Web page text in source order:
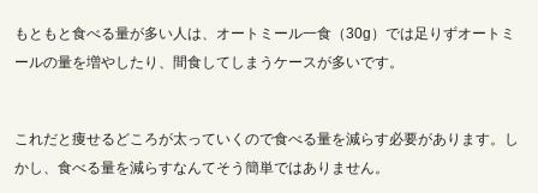
もともと食べる量が多い人は、オートミール一食（30g）では足りずオートミ
ールの量を増やしたり、間食してしまうケースが多いです。
これだと痩せるどころが太っていくので食べる量を減らす必要があります。し
かし、食べる量を減らすなんてそう簡単ではありません。